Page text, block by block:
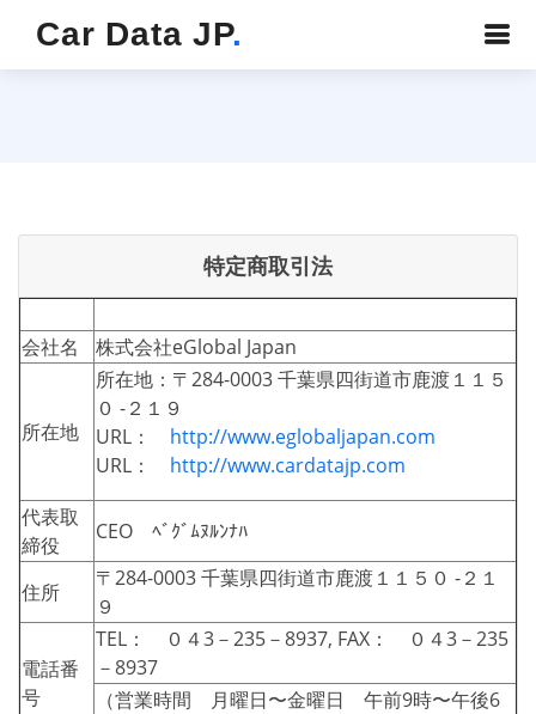
Car Data JP.
特定商取引法
会社名 株式会社eGlobal Japan
所在地
所在地：〒284-0003 千葉県四街道市鹿渡１１５
０ -２１９
URL： http://www.eglobaljapan.com
URL： http://www.cardatajp.com
代表取
締役
CEO ﾍﾞｸﾞﾑﾇﾙﾝﾅﾊ
住所
〒284-0003 千葉県四街道市鹿渡１１５０ -２１
９
電話番
号
TEL： ０４3－235－8937, FAX： ０４3－235
－8937
（営業時間 月曜日〜金曜日 午前9時〜午後6